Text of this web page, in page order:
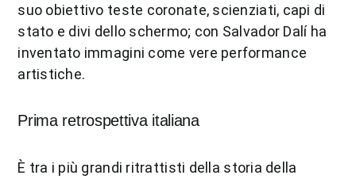
suo obiettivo teste coronate, scienziati, capi di
stato e divi dello schermo; con Salvador Dalí ha
inventato immagini come vere performance
artistiche.
Prima retrospettiva italiana
È tra i più grandi ritrattisti della storia della